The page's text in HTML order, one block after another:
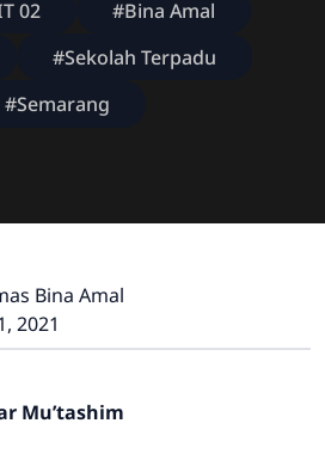
02
#Bina Amal
#Sekolah Terpadu
#Semarang
Bina Amal
2021
Mu’tashim